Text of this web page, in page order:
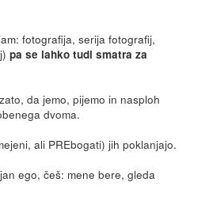
fotografija, serija fotografij,
pa se lahko tudi smatra za
da jemo, pijemo in nasploh
dvoma.
ali PREbogati) jih poklanjajo.
ego, češ: mene bere, gleda